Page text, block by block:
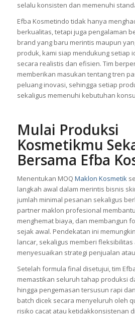
selalu konsisten dan memenuhi
Efba Kosmetindo tidak hanya
berkualitas, tetapi juga pengalaman
brand yang baru merintis maupun
produk, kami siap mendukung setiap
secara realistis dan efisien. Tim
memberikan masukan tentang tren
peluang inovasi, sehingga setiap
sekaligus memenuhi kebutuhan
Mulai Produksi
Kosmetikmu
Bersama Efba
Menentukan MOQ Maklon Kosmetik
langkah awal dalam merintis bisnis
jumlah minimal pesanan sekaligus
partner maklon profesional
menghemat biaya, dan membangun
sejak awal. Pendekatan ini
lancar, sekaligus memberi
menyesuaikan strategi penjualan
Setelah formula final disetujui, tim
memastikan seluruh tahap produksi
hingga pengemasan tersusun rapi
batch dicek secara menyeluruh oleh
risiko cacat atau ketidakkonsistenan